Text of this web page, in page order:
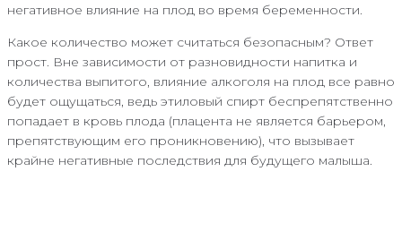
негативное влияние на плод во время беременности.
Какое количество может считаться безопасным? Ответ
прост. Вне зависимости от разновидности напитка и
количества выпитого, влияние алкоголя на плод все равно
будет ощущаться, ведь этиловый спирт беспрепятственно
попадает в кровь плода (плацента не является барьером,
препятствующим его проникновению), что вызывает
крайне негативные последствия для будущего малыша.